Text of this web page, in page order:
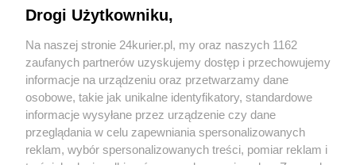
Trwa kwestowanie i dobra zabawa z WOŚP w
Szczecinie [GALERIA, FILM]
Artystyczny neon w Ogrodach Śródmieście
[GALERIA]
POGODA
Drogi Użytkowniku,
Na naszej stronie 24kurier.pl, my oraz naszych 1162
zaufanych partnerów uzyskujemy dostęp i przechowujemy
informacje na urządzeniu oraz przetwarzamy dane
osobowe, takie jak unikalne identyfikatory, standardowe
informacje wysyłane przez urządzenie czy dane
przeglądania w celu zapewniania spersonalizowanych
reklam, wybór spersonalizowanych treści, pomiar reklam i